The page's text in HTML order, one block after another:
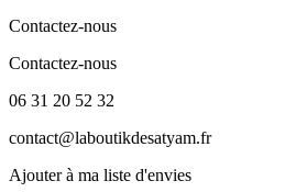
Contactez-nous
Contactez-nous
06 31 20 52 32
contact@laboutikdesatyam.fr
Ajouter à ma liste d'envies